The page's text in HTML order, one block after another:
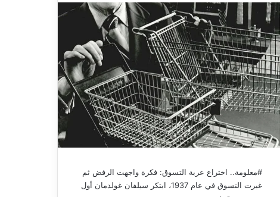
#معلومة.. اختراع عربة التسوق: فكرة واجهت الرفض ثم
غيرت التسوق في عام 1937، ابتكر سيلفان غولدمان أول